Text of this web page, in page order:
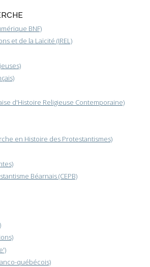
BNF)
et de la Laïcité (IREL)
d'Histoire Religieuse Contemporaine)
en Histoire des Protestantismes)
Béarnais (CEPB)
québécois)